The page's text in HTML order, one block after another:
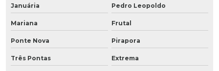
Januária Pedro Leopoldo
Mariana Frutal
Ponte Nova Pirapora
Três Pontas Extrema